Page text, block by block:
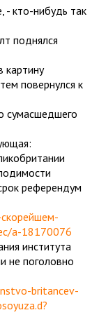
- кто-нибудь так
поднялся
картину
повернулся к
сумасшедшего
референдум
a-18170076
института
не поголовно
britancev-